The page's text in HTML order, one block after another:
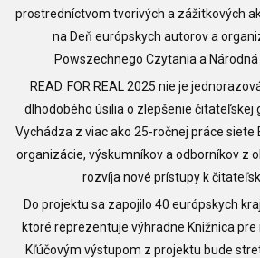
prostredníctvom tvorivých a zážitkových
na Deň európskych autorov a
Powszechnego Czytania a Národná
READ. FOR REAL 2025 nie je
dlhodobého úsilia o zlepšenie čitateľskej
Vychádza z viac ako 25-ročnej práce siete
organizácie, výskumníkov a odborníkov z
rozvíja nové prístupy k
Do projektu sa zapojilo 40 európskych
ktoré reprezentuje výhradne Knižnica pre
Kľúčovým výstupom z projektu bude